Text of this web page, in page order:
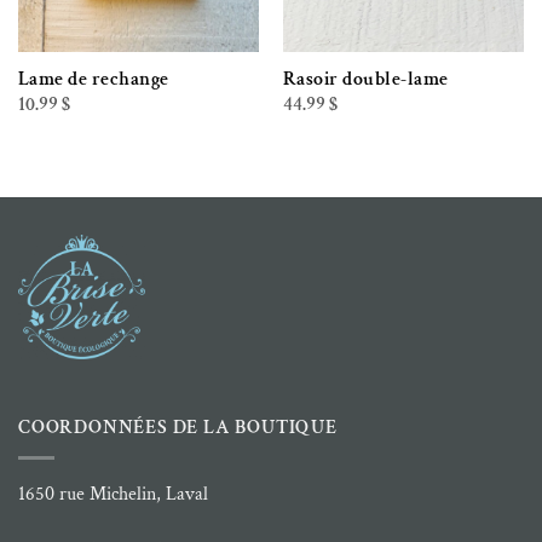
Lame de rechange
10.99 $
Rasoir double-lame
44.99 $
COORDONNÉES DE LA BOUTIQUE
1650 rue Michelin, Laval